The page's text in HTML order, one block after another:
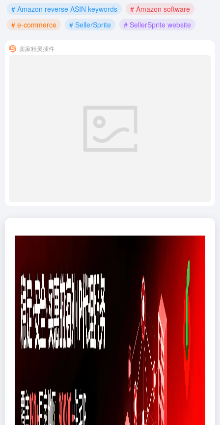
# Amazon reverse ASIN keywords
# Amazon software
# e-commerce
# SellerSprite # SellerSprite website
卖家精灵插件